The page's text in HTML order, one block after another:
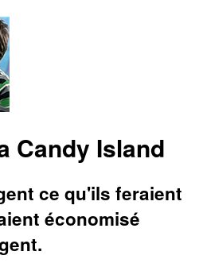
Candy Island
ce qu'ils feraient
économisé